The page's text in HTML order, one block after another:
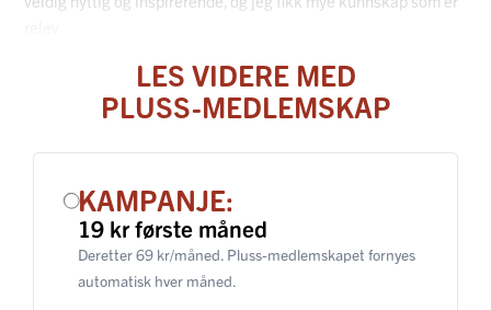
LES VIDERE MED
PLUSS-MEDLEMSKAP
KAMPANJE:
19 kr første måned
Deretter 69 kr/måned. Pluss-medlemskapet fornyes
automatisk hver måned.